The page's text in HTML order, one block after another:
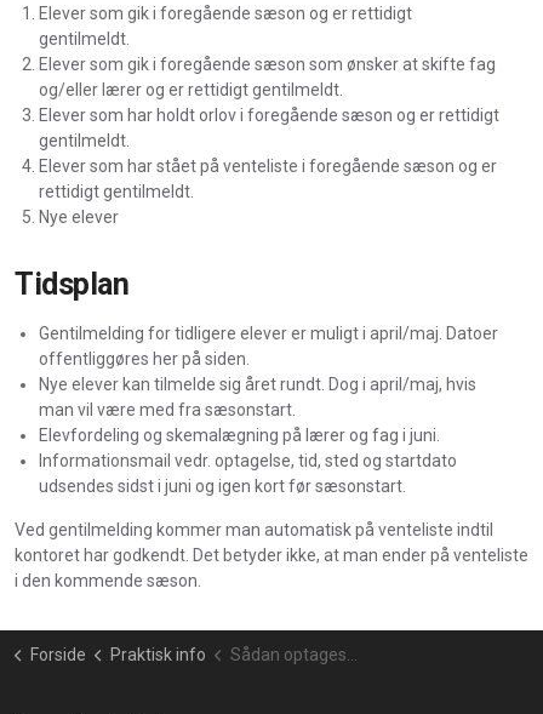
Elever som gik i foregående sæson og er rettidigt
gentilmeldt.
Elever som gik i foregående sæson som ønsker at skifte fag
og/eller lærer og er rettidigt gentilmeldt.
Elever som har holdt orlov i foregående sæson og er rettidigt
gentilmeldt.
Elever som har stået på venteliste i foregående sæson og er
rettidigt gentilmeldt.
Nye elever
Tidsplan
Gentilmelding for tidligere elever er muligt i april/maj. Datoer
offentliggøres her på siden.
Nye elever kan tilmelde sig året rundt. Dog i april/maj, hvis
man vil være med fra sæsonstart.
Elevfordeling og skemalægning på lærer og fag i juni.
Informationsmail vedr. optagelse, tid, sted og startdato
udsendes sidst i juni og igen kort før sæsonstart.
Ved gentilmelding kommer man automatisk på venteliste indtil
kontoret har godkendt. Det betyder ikke, at man ender på venteliste
i den kommende sæson.
Forside Praktisk info Sådan optages elever